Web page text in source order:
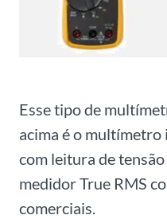
Esse tipo de
acima é o
com leitura de tensão
medidor True RMS
comerciais.